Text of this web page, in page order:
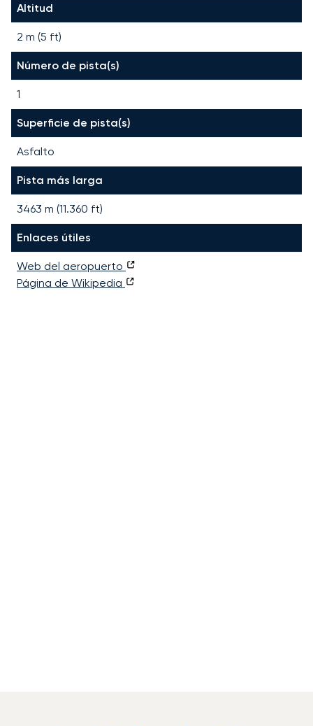
Altitud
2 m (5 ft)
Número de pista(s)
1
Superficie de pista(s)
Asfalto
Pista más larga
3463 m (11.360 ft)
Enlaces útiles
Web del aeropuerto
Página de Wikipedia